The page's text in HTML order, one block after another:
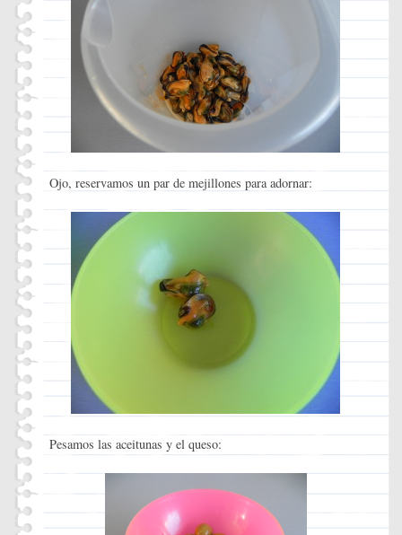
Ojo, reservamos un par de mejillones para adornar:
Pesamos las aceitunas y el queso: